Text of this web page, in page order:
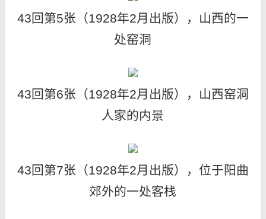
43回第5张（1928年2月出版），山西的一
处窑洞
43回第6张（1928年2月出版），山西窑洞
人家的内景
43回第7张（1928年2月出版），位于阳曲
郊外的一处客栈